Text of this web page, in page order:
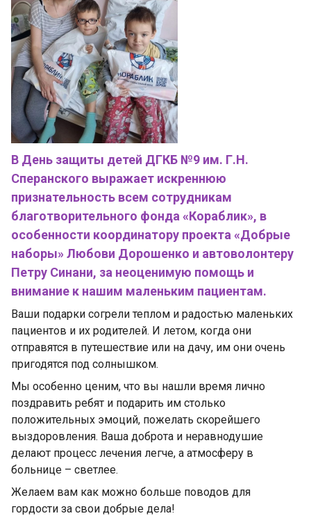
В День защиты детей ДГКБ №9 им. Г.Н.
Сперанского выражает искреннюю
признательность всем сотрудникам
благотворительного фонда «Кораблик», в
особенности координатору проекта «Добрые
наборы» Любови Дорошенко и автоволонтеру
Петру Синани, за неоценимую помощь и
внимание к нашим маленьким пациентам.
Ваши подарки согрели теплом и радостью маленьких
пациентов и их родителей. И летом, когда они
отправятся в путешествие или на дачу, им они очень
пригодятся под солнышком.
Мы особенно ценим, что вы нашли время лично
поздравить ребят и подарить им столько
положительных эмоций, пожелать скорейшего
выздоровления. Ваша доброта и неравнодушие
делают процесс лечения легче, а атмосферу в
больнице – светлее.
Желаем вам как можно больше поводов для
гордости за свои добрые дела!